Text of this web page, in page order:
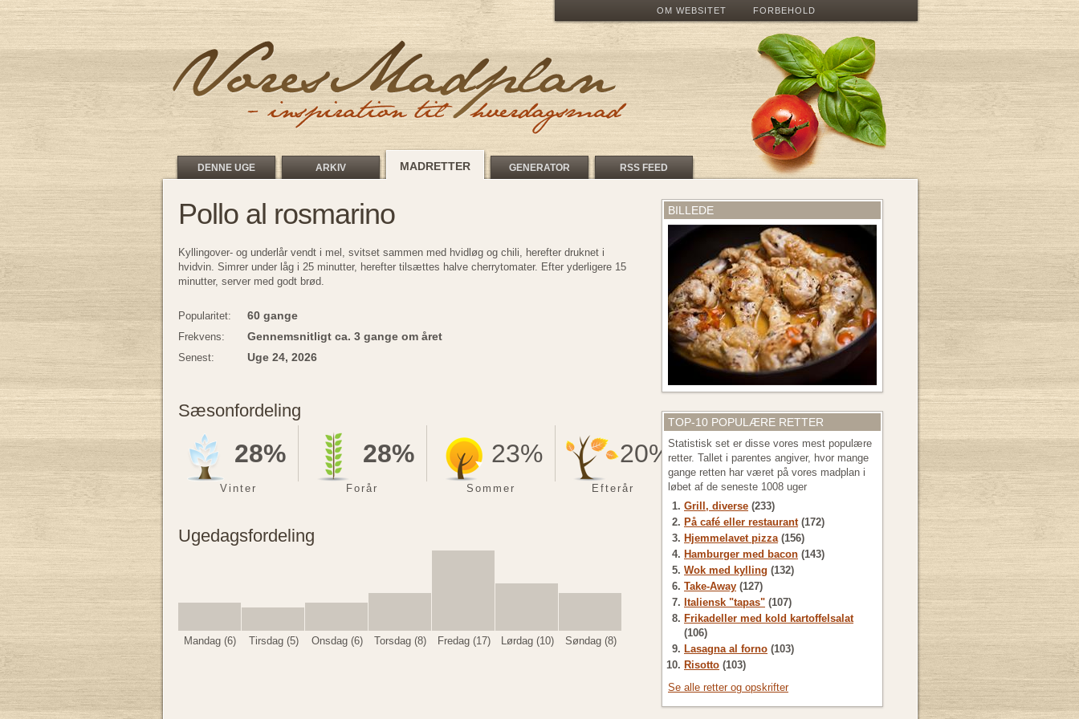
OM WEBSITET FORBEHOLD
Pollo al rosmarino
Kyllingover- og underlår vendt i mel, svitset sammen med hvidløg og chili, herefter druknet i
hvidvin. Simrer under låg i 25 minutter, herefter tilsættes halve cherrytomater. Efter yderligere 15
minutter, server med godt brød.
Popularitet: 60 gange
Frekvens: Gennemsnitligt ca. 3 gange om året
Senest: Uge 24, 2026
Sæsonfordeling
28% 28% 23% 20%
Vinter Forår Sommer Efterår
Ugedagsfordeling
Mandag (6) Tirsdag (5) Onsdag (6) Torsdag (8) Fredag (17) Lørdag (10) Søndag (8)
BILLEDE
TOP-10 POPULÆRE RETTER
Statistisk set er disse vores mest populære
retter. Tallet i parentes angiver, hvor mange
gange retten har været på vores madplan i
løbet af de seneste 1008 uger
Grill, diverse (233)
På café eller restaurant(172)
Hjemmelavet pizza(156)
Hamburger med bacon (143)
Wok med kylling (132)
Take-Away (127)
Italiensk "tapas" (107)
Frikadeller med kold kartoffelsalat
(106)
Lasagna al forno (103)
Risotto (103)
Se alle retter og opskrifter
DENNE UGE ARKIV MADRETTER GENERATOR RSS FEED